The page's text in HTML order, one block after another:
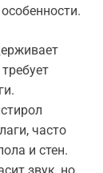
часто
и стен.